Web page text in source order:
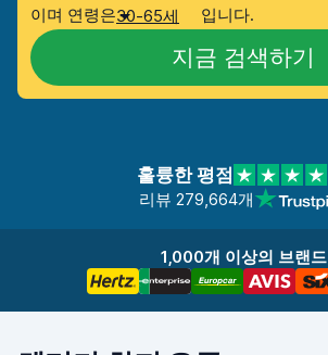
이며 연령은30-65세 입니다.
지금 검색하기
훌륭한 평점
리뷰 279,664개
1,000개 이상의 브랜드